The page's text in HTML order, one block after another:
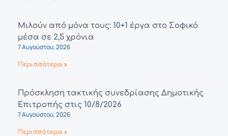
Μιλούν από μόνα τους: 10+1 έργα στο Σοφικό
μέσα σε 2,5 χρόνια
7 Αυγούστου, 2026
Περισσότερα »
Πρόσκληση τακτικής συνεδρίασης Δημοτικής
Επιτροπής στις 10/8/2026
7 Αυγούστου, 2026
Περισσότερα »